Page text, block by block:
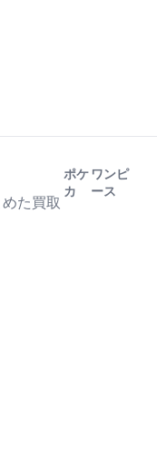
た買取
ポケ
カ
ワンピ
ース